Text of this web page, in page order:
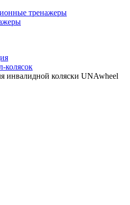
тренажеры
колясок
инвалидной коляски UNAwheel